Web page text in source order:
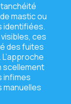
mastic ou
identifiées.
ces
des fuites
scellement
infimes
manuelles